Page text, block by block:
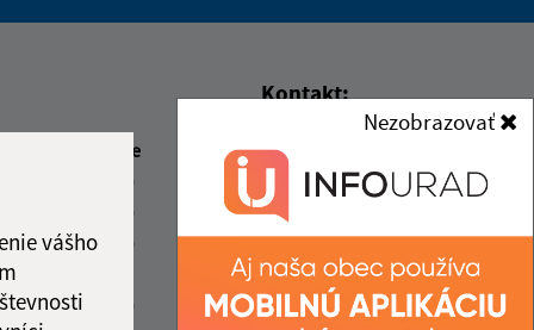
vášho
Nezobrazovať
Čas poobede
12:00 - 15:00
12:00 - 15:00
12:00 - 16:30
deň
12:00 - 13:30
Kontakt:
Obecný úrad Fintice
Grófske nádvorie 210/1
082 16 Fintice
obecfintice@fintice.sk
+421 51 748 10 10